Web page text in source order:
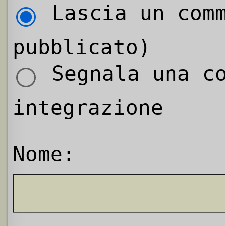
Lascia un
pubblicato)
Segnala una
integrazione
Nome: